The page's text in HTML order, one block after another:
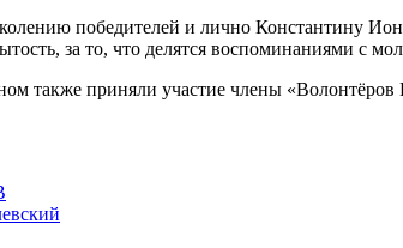
победителей и лично Константину
за то, что делятся воспоминаниями с
также приняли участие члены